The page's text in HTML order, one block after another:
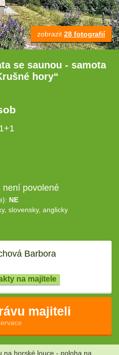
zobrazit 28 fotografií
se saunou - samota
hory“
není povolené
NE
slovensky, anglicky
Barbora
na majitele
majiteli
na horské louce - poloha na